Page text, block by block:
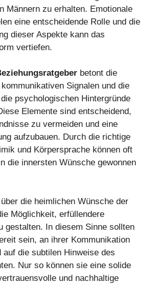
Männern zu erhalten. Emotionale
eine entscheidende Rolle und die
dieser Aspekte kann das
vertiefen.
betont die
kommunikativen Signalen und die
psychologischen Hintergründe
Elemente sind entscheidend,
zu vermeiden und eine
aufzubauen. Durch die richtige
und Körpersprache können oft
die innersten Wünsche gewonnen
die heimlichen Wünsche der
Möglichkeit, erfüllendere
gestalten. In diesem Sinne sollten
sein, an ihrer Kommunikation
auf die subtilen Hinweise des
Nur so können sie eine solide
und nachhaltige